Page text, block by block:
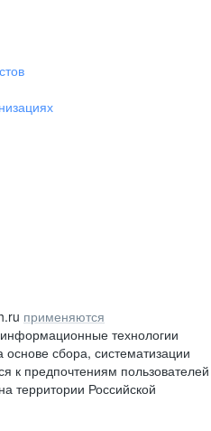
применяются
технологии
сбора, систематизации
к предпочтениям пользователей
территории Российской